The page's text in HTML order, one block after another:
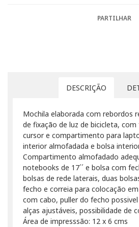
PARTILHAR
DESCRIÇÃO
Mochila elaborada com rebordos
de fixação de luz de bicicleta,
cursor e compartimento para
interior almofadada e bolsa
Compartimento almofadado
notebooks de 17´´ e bolsa com
bolsas de rede laterais, duas
fecho e correia para colocação
com cabo, puller do fecho
alças ajustáveis, possibilidade de
Área de impresssão: 12 x 6 cms